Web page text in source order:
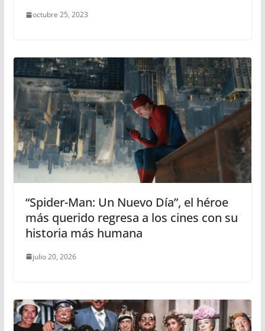
octubre 25, 2023
“Spider-Man: Un Nuevo Día”, el héroe
más querido regresa a los cines con su
historia más humana
julio 20, 2026